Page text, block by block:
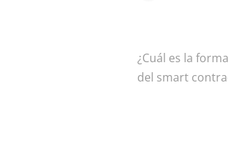
¿Cuál es la
del smart